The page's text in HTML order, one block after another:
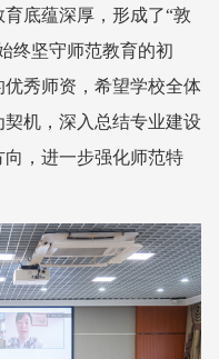
底蕴深厚，形成了“敦
终坚守师范教育的初
秀师资，希望学校全体
机，深入总结专业建设
，进一步强化师范特